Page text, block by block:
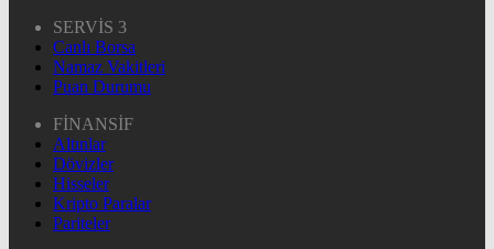
SERVİS 3
Canlı Borsa
Namaz Vakitleri
Puan Durumu
FİNANSİF
Altınlar
Dövizler
Hisseler
Kripto Paralar
Pariteler